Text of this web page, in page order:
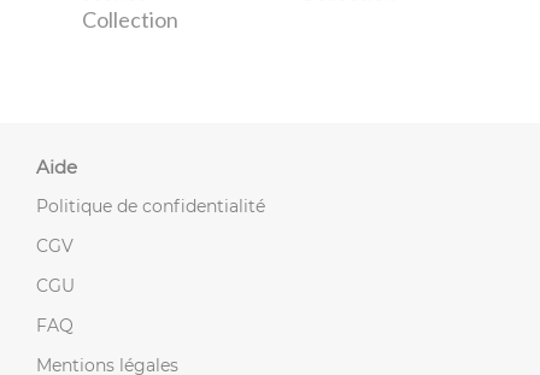
Collection
Aide
Politique de confidentialité
CGV
CGU
FAQ
Mentions légales